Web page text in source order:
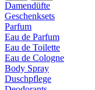
Damendüfte
Geschenksets
Parfum
Eau de Parfum
Eau de Toilette
Eau de Cologne
Body Spray
Duschpflege